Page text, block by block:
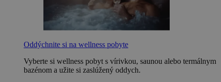
Oddýchnite si na wellness pobyte
Vyberte si wellness pobyt s vírivkou, saunou alebo termálnym
bazénom a užite si zaslúžený oddych.